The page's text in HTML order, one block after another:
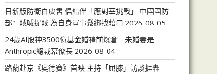
日新版防衛白皮書 倡結伴「應對華挑戰」 中國國防
部：賊喊捉賊 為自身軍事鬆綁找藉口 2026-08-05
24歲AI股神3500億基金婚禮前爆倉 未婚妻是
Anthropic總裁幕僚長 2026-08-04
路蘭赴京《奧德賽》首映 主持「屈膝」訪談捱轟